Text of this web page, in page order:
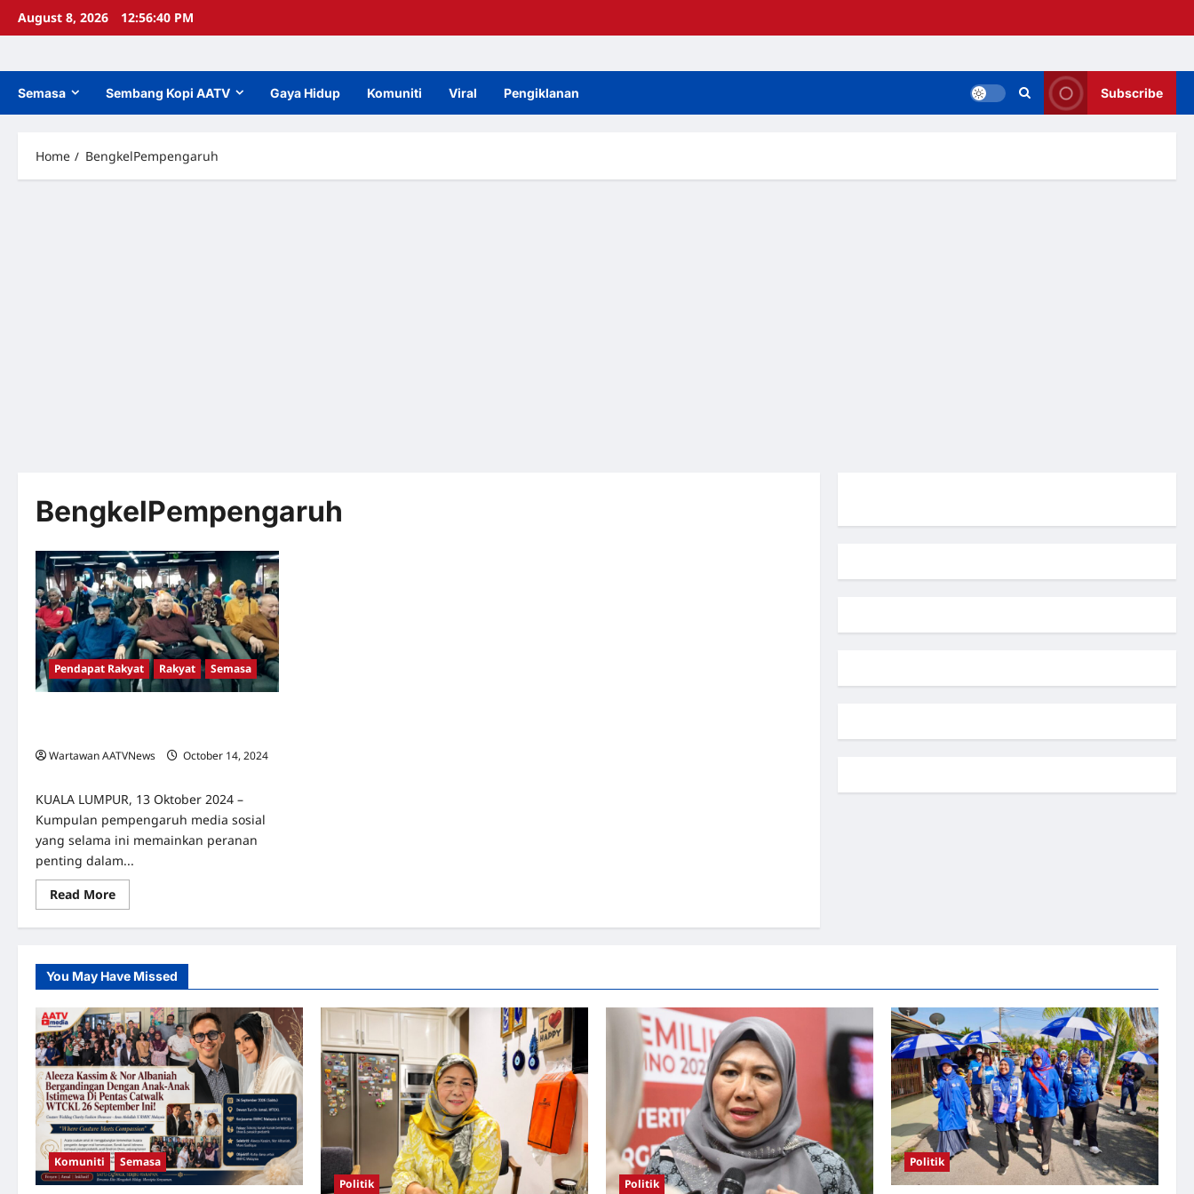
SkipAugust 8, 2026 12:56:40 PM
Semasa Sembang Kopi AATV Gaya Hidup Komuniti Viral Pengiklanan Subscribe
Home BengkelPempengaruh
BengkelPempengaruh
Pendapat Rakyat Rakyat Semasa
Wartawan AATVNews
October 14, 2024
KUALA LUMPUR, 13 Oktober 2024 –
Kumpulan pempengaruh media sosial
yang selama ini memainkan peranan
penting dalam...
Read MoreRead
more
Pempengaruh
Tuntut
Kebajikan
dan
Imbuhan
Setimpal
You May Have Missed
Komuniti
Semasa
Politik
Politik
Politik